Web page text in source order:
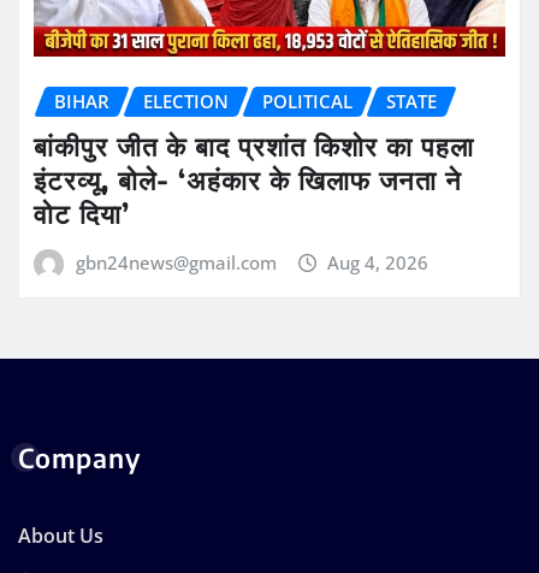
BIHAR ELECTION POLITICAL STATE
बांकीपुर जीत के बाद प्रशांत किशोर का पहला
इंटरव्यू, बोले- ‘अहंकार के खिलाफ जनता ने
वोट दिया’
gbn24news@gmail.com Aug 4, 2026
Company
About Us